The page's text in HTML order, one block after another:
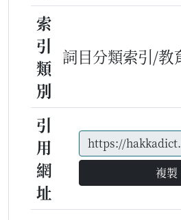
索
引
類
別
詞目分類索引/教
引
用
網
址
複製